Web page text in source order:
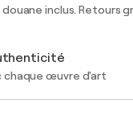
inclus. Retours
chaque œuvre d'art